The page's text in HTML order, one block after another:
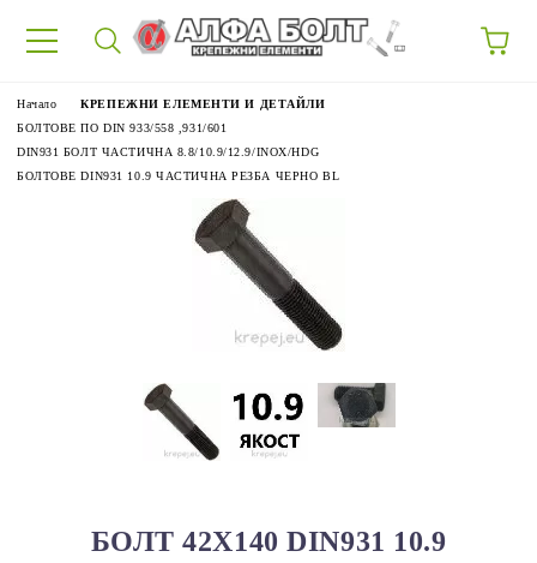
Начало
КРЕПЕЖНИ ЕЛЕМЕНТИ И ДЕТАЙЛИ
БОЛТОВЕ ПО DIN 933/558 ,931/601
DIN931 БОЛТ ЧАСТИЧНА 8.8/10.9/12.9/INOX/HDG
БОЛТОВЕ DIN931 10.9 ЧАСТИЧНА РЕЗБА ЧЕРНО BL
БОЛТ 42Х140 DIN931 10.9